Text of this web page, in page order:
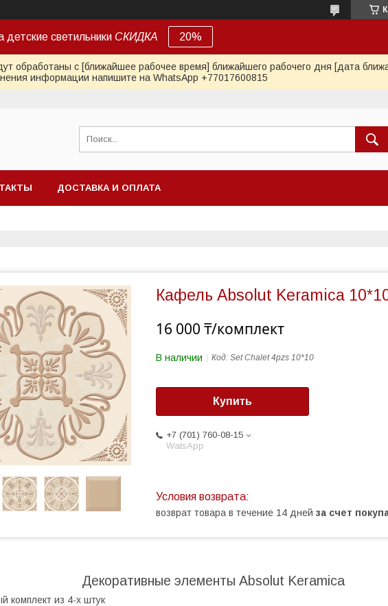
детские светильники СКИДКА 20%
обработаны с [ближайшее рабочее время] ближайшего рабочего дня [дата
информации напишите на WhatsApp +77017600815
ДОСТАВКА И ОПЛАТА
Кафель Absolut Keramica
16 000 ₸/комплект
В наличии Код: Set Chalet 4pzs 10*10
Купить
+7 (701) 760-08-15
WatsApp
возврат товара в течение 14 дней за счет
Декоративные элементы Absolut Keramica
комплект из 4-х штук